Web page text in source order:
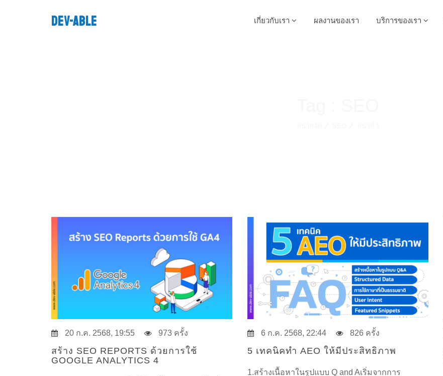
DEV-ABLE เกี่ยวกับเรา ผลงานของเรา บริการของเรา
20 ก.ค. 2568, 19:55 973 ครั้ง
สร้าง SEO REPORTS ด้วยการใช้
GOOGLE ANALYTICS 4
6 ก.ค. 2568, 22:44 826 ครั้ง
5 เทคนิคทำ AEO ให้มีประสิทธิภาพ
1.สร้างเนื้อหาในรูปแบบ Q and Aเริ่มจากการ